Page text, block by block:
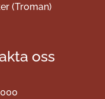
(Troman)
oss